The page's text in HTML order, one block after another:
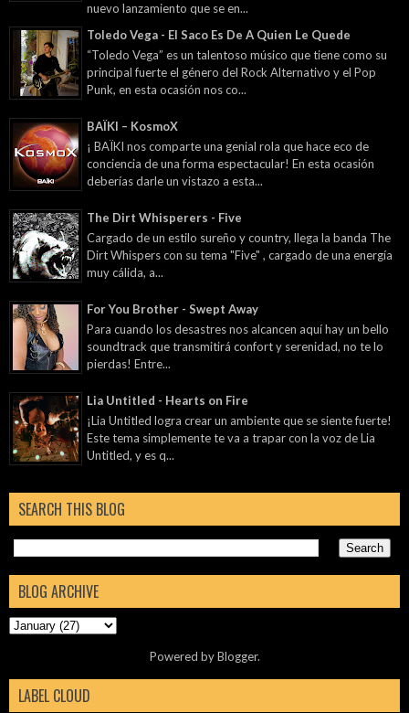
nuevo lanzamiento que se en...
Toledo Vega - El Saco Es De A Quien Le Quede
“Toledo Vega” es un talentoso músico que tiene como su
principal fuerte el género del Rock Alternativo y el Pop
Punk, en esta ocasión nos co...
BAÏKI – KosmoX
¡ BAÏKI nos comparte una genial rola que hace eco de
conciencia de una forma espectacular! En esta ocasión
deberías darle un vistazo a esta...
The Dirt Whisperers - Five
Cargado de un estilo sureño y country, llega la banda The
Dirt Whispers con su tema "Five" , cargado de una energía
muy cálida, a...
For You Brother - Swept Away
Para cuando los desastres nos alcancen aquí hay un bello
soundtrack que transmitirá confort y serenidad, no te lo
pierdas! Entre...
Lia Untitled - Hearts on Fire
¡Lia Untitled logra crear un ambiente que se siente fuerte!
Este tema simplemente te va a trapar con la voz de Lia
Untitled, y es q...
SEARCH THIS BLOG
BLOG ARCHIVE
Powered byBlogger.
LABEL CLOUD